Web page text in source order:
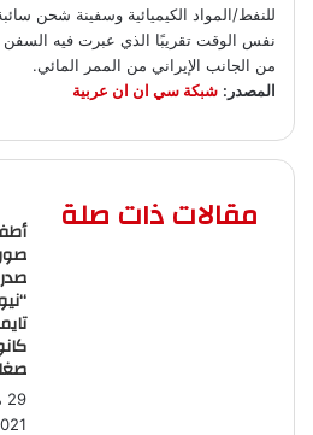
للنفط/المواد الكيميائية وسفينة شحن
نفس الوقت تقريبًا الذي عبرت فيه السفن
من الجانب الإيراني من الممر المائي.
المصدر: شبكة سي ان ان عربية
مقالات ذات صلة
صدر